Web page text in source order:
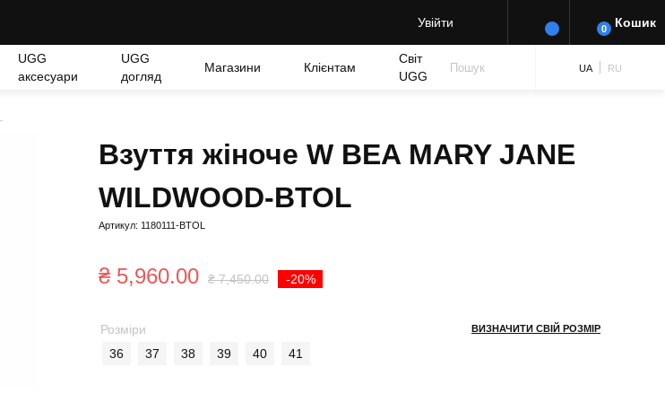
Увійти 0 Кошик
UGG
аксесуари
UGG
догляд
Магазини Клієнтам
Світ
UGG
Пошук UA RU
Взуття жіноче W BEA MARY JANE
WILDWOOD-BTOL
Артикул: 1180111-BTOL
-20%
₴7,450.00
Оригінальна
₴5,960.00
Поточна
ВИЗНАЧИТИ СВІЙ РОЗМІР
Розміри
36
37 38 39 40 41